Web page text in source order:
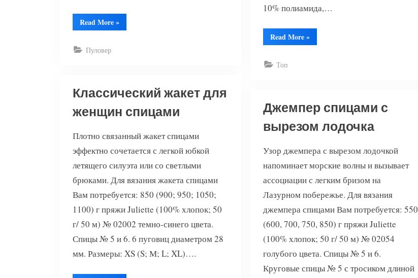
10% полиамида,…
Read More“Вязаный
топ
»
Топ
Read More“Джемпер
спицами
»
Пуловер
Классический жакет для
женщин спицами
Плотно связанный жакет спицами
эффектно сочетается с легкой юбкой
летящего силуэта или со светлыми
брюками. Для вязания жакета спицами
Вам потребуется: 850 (900; 950; 1050;
1100) г пряжи Juliette (100% хлопок; 50
г/ 50 м) № 02002 темно-синего цвета.
Спицы № 5 и 6. 6 пуговиц диаметром 28
мм. Размеры: XS (S; М; L; XL)….
Джемпер спицами с
вырезом лодочка
Узор джемпера с вырезом лодочкой
напоминает морские волны и вызывает
ассоциации с легким бризом на
Лазурном побережье. Для вязания
джемпера спицами Вам потребуется: 550
(600, 700, 750, 850) г пряжи Juliette
(100% хлопок; 50 г/ 50 м) № 02054
голубого цвета. Спицы № 5 и 6.
Круговые спицы № 5 с тросиком длиной